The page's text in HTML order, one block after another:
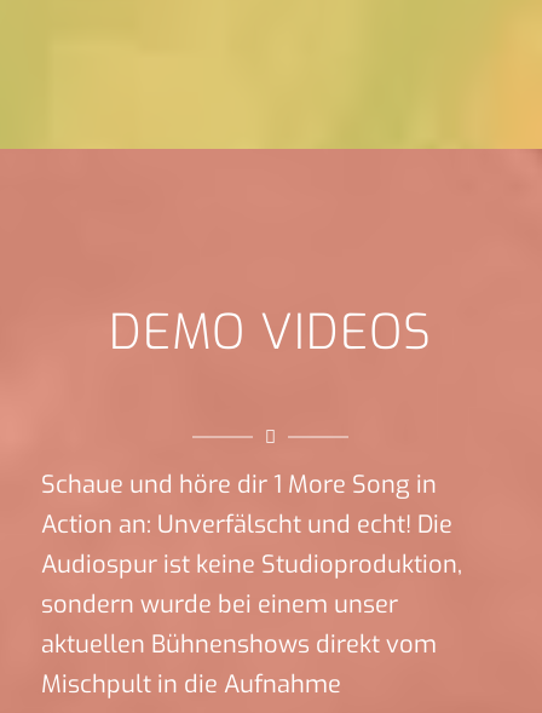
DEMO VIDEOS
Schaue und höre dir 1 More Song in
Action an: Unverfälscht und echt! Die
Audiospur ist keine Studioproduktion,
sondern wurde bei einem unser
aktuellen Bühnenshows direkt vom
Mischpult in die Aufnahme